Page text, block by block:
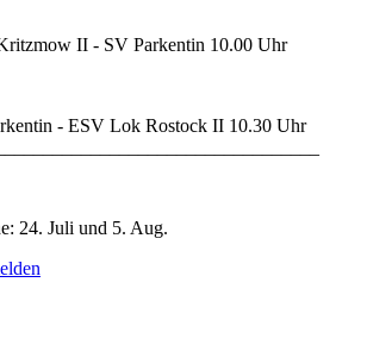
II - SV Parkentin 10.00 Uhr
- ESV Lok Rostock II 10.30 Uhr
24. Juli und 5. Aug.